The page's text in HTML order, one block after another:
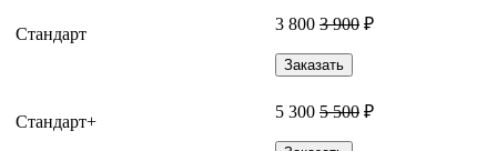
Стандарт
3 800 3 900 ₽
Заказать
Стандарт+
5 300 5 500 ₽